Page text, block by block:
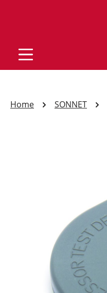
Home SONNET